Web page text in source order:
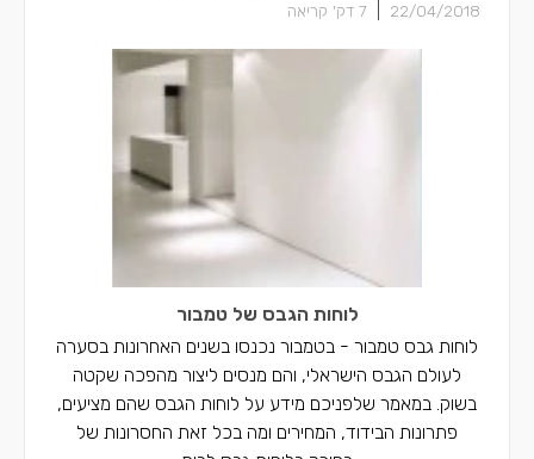
22/04/2018
7 דק' קריאה
לוחות הגבס של טמבור
לוחות גבס טמבור - בטמבור נכנסו בשנים האחרונות בסערה
לעולם הגבס הישראלי, והם מנסים ליצור מהפכה שקטה
בשוק. במאמר שלפניכם מידע על לוחות הגבס שהם מציעים,
פתרונות הבידוד, המחירים ומה בכל זאת החסרונות של